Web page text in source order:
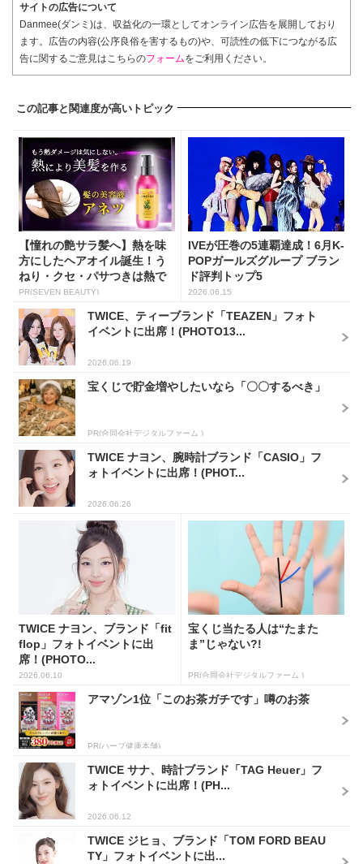
サイトの広告について
Danmee(ダンミ)は、収益化の一環としてオンライン広告を展開しており
ます。広告の内容(公序良俗を害するもの)や、可読性の低下につながる広
告に関するご意見はこちらのフォームをご利用ください。
この記事と関連度が高いトピック
【憧れの艶サラ髪へ】熱を味
方にしたヘアオイル誕生！う
ねり・クセ・パサつきは熱で
補...
PR(SEVEN BEAUTY)
IVEが圧巻の5連覇達成！6月K-
POPガールズグループ ブラン
ド評判トップ5
2026.06.15
TWICE、ティーブランド「TEAZEN」フォト
イベントに出席！(PHOTO13...
2026.06.19
宝くじで貯金増やしたいなら「〇〇するべき」
PR(合同会社デジタルファーム )
TWICE ナヨン、腕時計ブランド「CASIO」フ
ォトイベントに出席！(PHOT...
2026.06.26
TWICE ナヨン、ブランド「fit
flop」フォトイベントに出
席！(PHOTO...
2026.06.10
宝くじ当たる人は“たまた
ま”じゃない?!
PR(合同会社デジタルファーム )
アマゾン1位「このお茶ガチです」噂のお茶
PR(ハーブ健康本舗)
TWICE サナ、時計ブランド「TAG Heuer」フ
ォトイベントに出席！(PH...
2026.06.12
TWICE ジヒョ、ブランド「TOM FORD BEAU
TY」フォトイベントに出...